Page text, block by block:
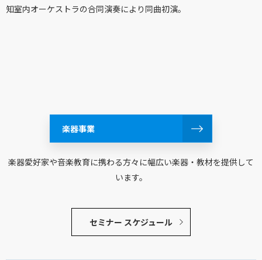
知室内オーケストラの合同演奏により同曲初演。
楽器事業
楽器愛好家や音楽教育に携わる方々に幅広い楽器・教材を提供して
います。
セミナー スケジュール